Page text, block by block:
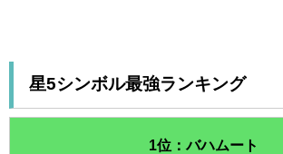
星5シンボル最強ランキング
1位：バハムート